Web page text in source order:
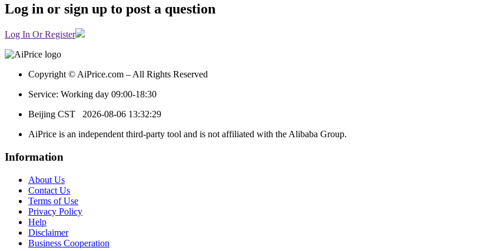
Log in or sign up to post a question
Log In Or Register
Copyright © AiPrice.com – All Rights Reserved
Service: Working day 09:00-18:30
Beijing CST 2026-08-06 13:32:29
AiPrice is an independent third-party tool and is not affiliated with the Alibaba Group.
Information
About Us
Contact Us
Terms of Use
Privacy Policy
Help
Disclaimer
Business Cooperation